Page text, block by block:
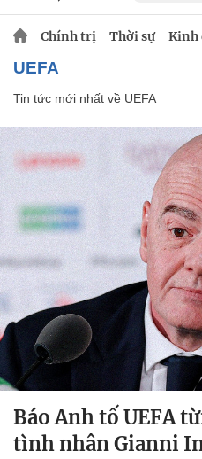
Chính trị Thời sự Kinh
UEFA
Tin tức mới nhất về UEFA
Báo Anh tố UEFA
tình nhân Gianni